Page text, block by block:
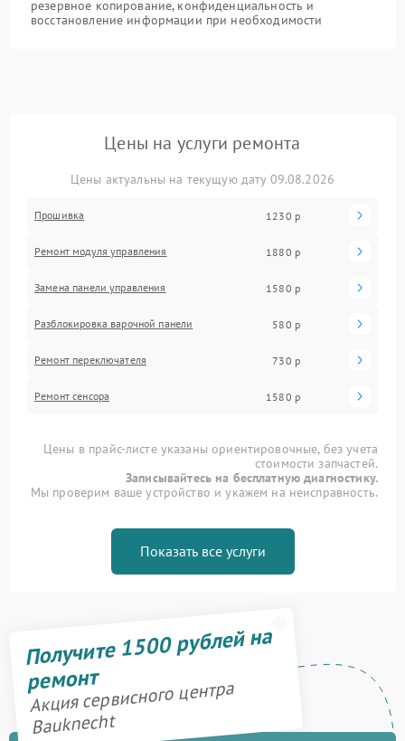
резервное копирование, конфиденциальность и
восстановление информации при необходимости
Цены на услуги ремонта
Цены актуальны на текущую дату 09.08.2026
Прошивка 1230 р
Ремонт модуля управления 1880 р
Замена панели управления 1580 р
Разблокировка варочной панели 580 р
Ремонт переключателя 730 р
Ремонт сенсора 1580 р
Цены в прайс-листе указаны ориентировочные, без учета
стоимости запчастей.
Записывайтесь на бесплатную диагностику.
Мы проверим ваше устройство и укажем на неисправность.
Показать все услуги
Получите 1500 рублей на
ремонт
Акция сервисного центра
Bauknecht